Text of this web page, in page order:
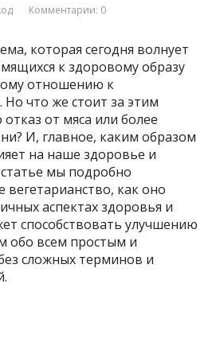
Комментарии: 0
которая сегодня волнует
к здоровому образу
отношению к
что же стоит за этим
от мяса или более
И, главное, каким образом
на наше здоровье и
мы подробно
вегетарианство, как оно
аспектах здоровья и
способствовать улучшению
обо всем простым и
сложных терминов и